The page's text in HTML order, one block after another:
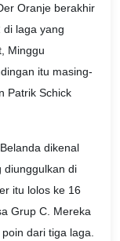
Oranje berakhir
di laga yang
Minggu
itu masing-
Patrik Schick
dikenal
diunggulkan di
itu lolos ke 16
Grup C. Mereka
dari tiga laga.